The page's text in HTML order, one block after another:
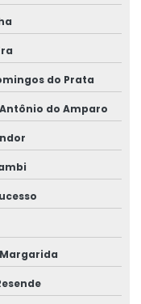
Duplaviga
do Prata
do Amparo